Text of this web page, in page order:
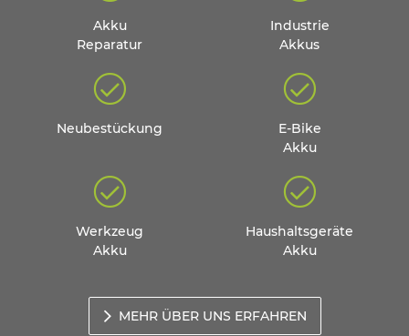
Akku
Reparatur
Industrie
Akkus
Neubestückung
E-Bike
Akku
Werkzeug
Akku
Haushaltsgeräte
Akku
MEHR ÜBER UNS ERFAHREN